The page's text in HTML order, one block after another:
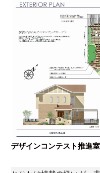
デザインコンテスト推進